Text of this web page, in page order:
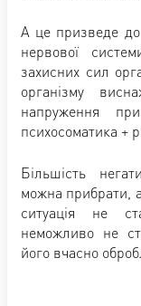
А це призведе до
нервової
захисних сил
організму
напруження
психосоматика +
Більшість
можна прибрати,
ситуація не
неможливо не
його вчасно